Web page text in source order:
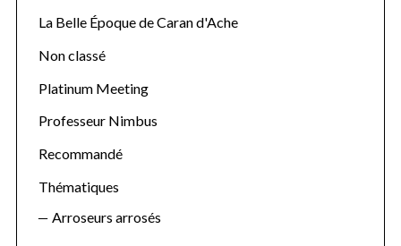
La Belle Époque de Caran d'Ache
Non classé
Platinum Meeting
Professeur Nimbus
Recommandé
Thématiques
Arroseurs arrosés